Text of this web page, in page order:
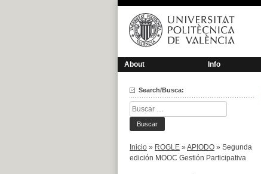
Saltar
contenido
About Info
Search/Busca:
Buscar:
Inicio » ROGLE » APIODO » Segunda
edición MOOC Gestión Participativa